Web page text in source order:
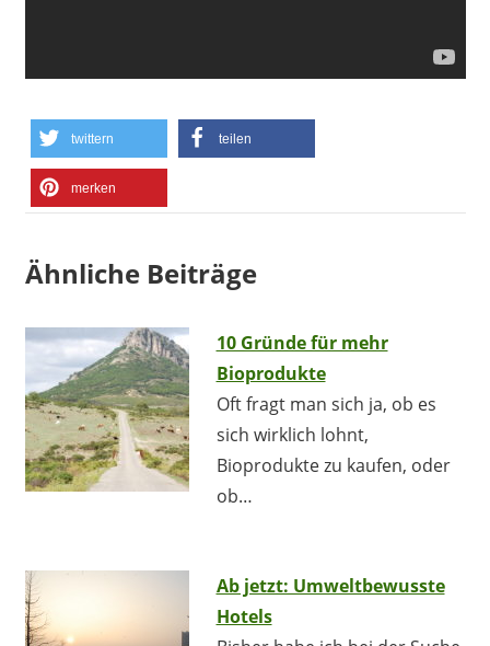
twittern teilen
merken
Ähnliche Beiträge
10 Gründe für mehr
Bioprodukte
Oft fragt man sich ja, ob es
sich wirklich lohnt,
Bioprodukte zu kaufen, oder
ob…
Ab jetzt: Umweltbewusste
Hotels